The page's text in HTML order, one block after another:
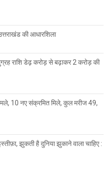
की आधारशिला
राशि डेढ़ करोड़ से बढ़ाकर 2 करोड़ की
10 नए संक्रमित मिले, कुल मरीज 49,
झुकती है दुनिया झुकाने वाला चाहिए :